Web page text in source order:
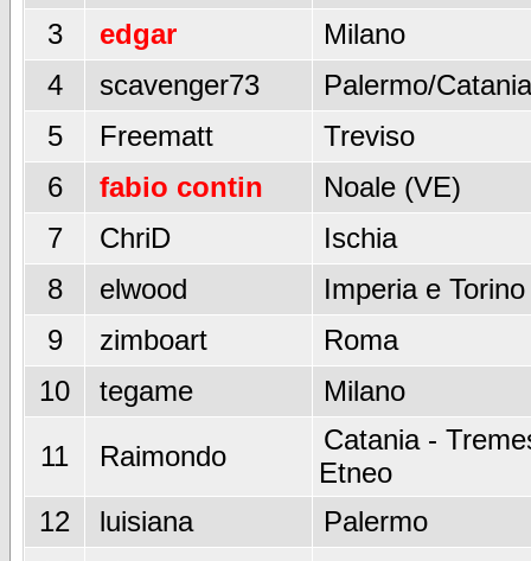
3
edgar
Milano
4
scavenger73
Palermo/Catania
5
Freematt
Treviso
6
fabio contin
Noale (VE)
7
ChriD
Ischia
8
elwood
Imperia e Torino
9
zimboart
Roma
10
tegame Milano
11 Raimondo
Catania -
Etneo
12
luisiana
Palermo